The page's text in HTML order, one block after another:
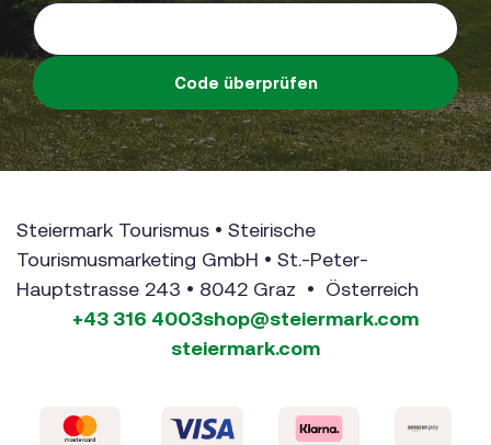
Code überprüfen
Steiermark Tourismus • Steirische
Tourismusmarketing GmbH • St.-Peter-
Hauptstrasse 243 • 8042 Graz • Österreich
+43 316 4003shop@steiermark.com
steiermark.com